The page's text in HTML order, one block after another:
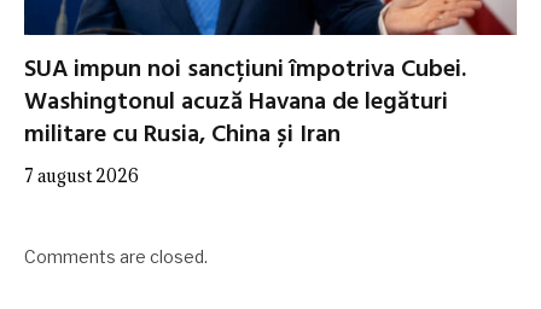
SUA impun noi sancțiuni împotriva Cubei.
Washingtonul acuză Havana de legături
militare cu Rusia, China și Iran
7 august 2026
Comments are closed.